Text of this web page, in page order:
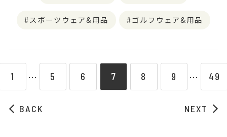
スポーツウェア&用品 ゴルフウェア&用品
BACK
1 ⋯ 5 6 7 8 9 ⋯ 49
NEXT